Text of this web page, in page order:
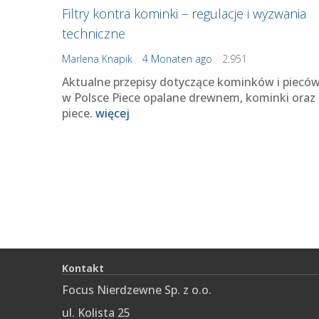
Filtry kontra kominki – regulacje i wyzwania
techniczne
Marlena Knapik 4 Monaten ago 2.951
Aktualne przepisy dotyczące kominków i
w Polsce Piece opalane drewnem, kominki oraz
piece. więcej
Kontakt
Focus Nierdzewne Sp. z o.o.
ul. Kolista 25